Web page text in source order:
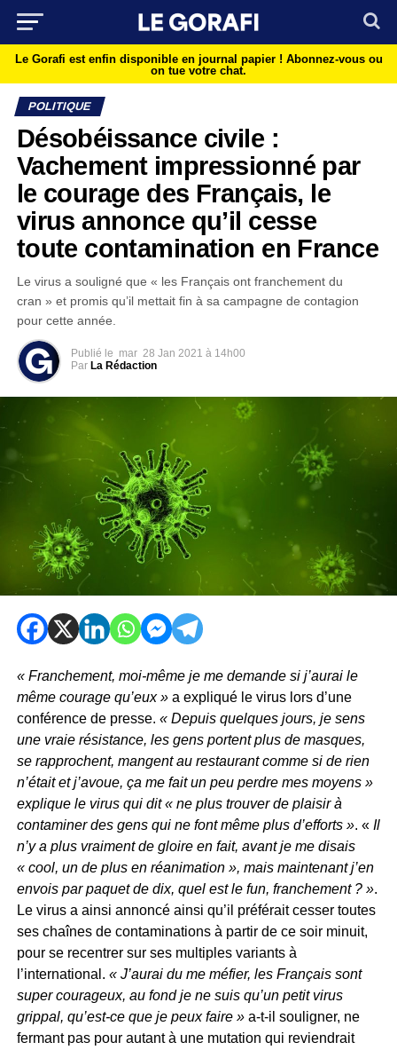
Le Gorafi est enfin disponible en journal papier ! Abonnez-vous ou
on tue votre chat.
POLITIQUE
Désobéissance civile :
Vachement impressionné par
le courage des Français, le
virus annonce qu’il cesse
toute contamination en France
Le virus a souligné que « les Français ont franchement du
cran » et promis qu’il mettait fin à sa campagne de contagion
pour cette année.
Publié le mar 28 Jan 2021 à 14h00
Par La Rédaction
« Franchement, moi-même je me demande si j’aurai le
même courage qu’eux »a expliqué le virus lors d’une
conférence de presse. « Depuis quelques jours, je sens
une vraie résistance, les gens portent plus de masques,
se rapprochent, mangent au restaurant comme si de rien
n’était et j’avoue, ça me fait un peu perdre mes moyens »
explique le virus qui dit « ne plus trouver de plaisir à
contaminer des gens qui ne font même plus d’efforts ». «Il
n’y a plus vraiment de gloire en fait, avant je me disais
« cool, un de plus en réanimation », mais maintenant j’en
envois par paquet de dix, quel est le fun, franchement ? ».
Le virus a ainsi annoncé ainsi qu’il préférait cesser toutes
ses chaînes de contaminations à partir de ce soir minuit,
pour se recentrer sur ses multiples variants à
l’international. « J’aurai du me méfier, les Français sont
super courageux, au fond je ne suis qu’un petit virus
grippal, qu’est-ce que je peux faire » a-t-il souligner, ne
fermant pas pour autant à une mutation qui reviendrait